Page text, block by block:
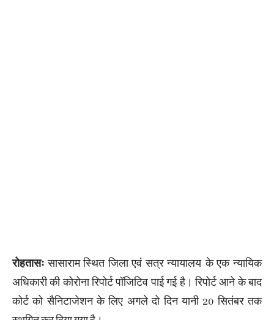
रोहतासः सासाराम स्थित जिला एवं सत्र न्यायालय के एक न्यायिक
अधिकारी की कोरोना रिपोर्ट पॉजिटिव पाई गई है। रिपोर्ट आने के बाद
कोर्ट को सैनिटाजेशन के लिए अगले दो दिन यानी 20 सितंबर तक